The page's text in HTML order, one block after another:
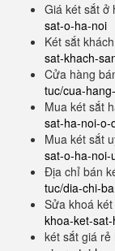
Giá két sắt ở
sat-o-ha-noi
Két sắt
sat-khach-
Cửa hàng
tuc/cua-
Mua két sắt
sat-ha-noi-o-
Mua két sắt
sat-o-ha-noi-
Địa chỉ bán
tuc/dia-chi-
Sửa khoá
khoa-ket-
két sắt giá rẻ